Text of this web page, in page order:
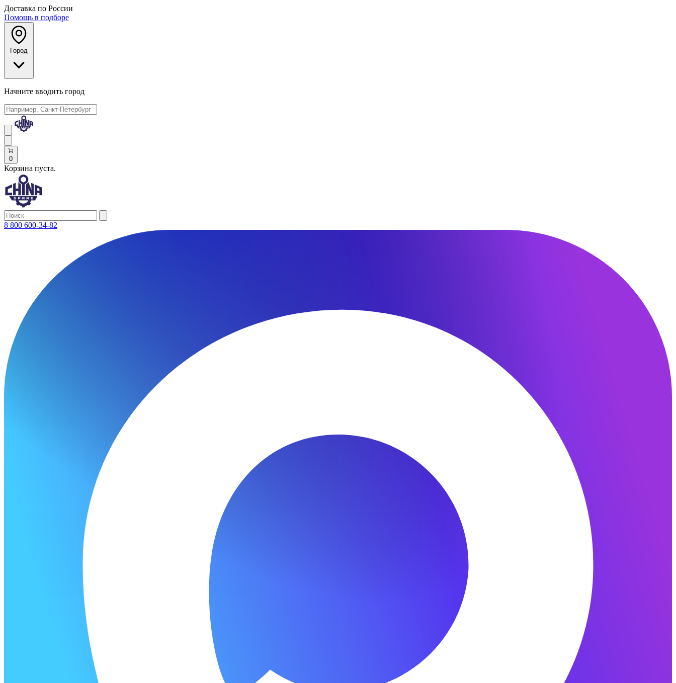
Доставка по России
Помощь в подборе
Город
Начните вводить город
0
Корзина пуста.
8 800 600-34-82